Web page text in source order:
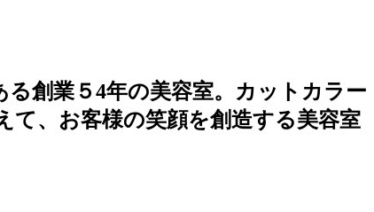
4年の美容室。カットカラー
て、お客様の笑顔を創造する美容室